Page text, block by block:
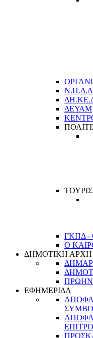
ΔΕΥΑΜ
ΓΚΠΔ -
Ο
ΔΗΜΟΤΙΚΗ ΑΡΧΗ
ΕΦΗΜΕΡΙΔΑ